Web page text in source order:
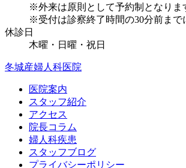
※外来は原則として予約制となりま
※受付は診察終了時間の30分前まで
休診日
木曜・日曜・祝日
冬城産婦人科医院
医院案内
スタッフ紹介
アクセス
院長コラム
婦人科疾患
スタッフブログ
プライバシーポリシー